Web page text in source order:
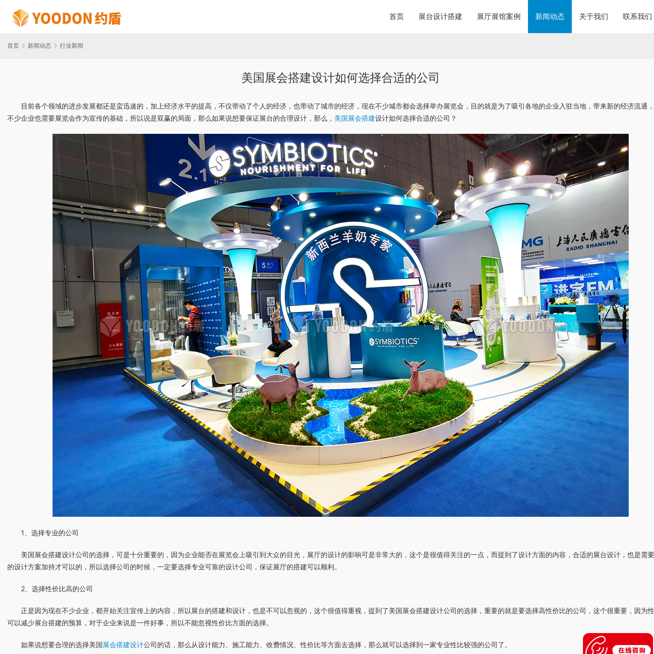
首页 展台设计搭建 展厅展馆案例 新闻动态 关于我们 联系我们
首页 新闻动态 行业新闻
美国展会搭建设计如何选择合适的公司
目前各个领域的进步发展都还是蛮迅速的，加上经济水平的提高，不仅带动了个人的经济，也带动了城市的经济，现在不少城市都会选择举办展览会，目的就是为了吸引各地的企业入驻当地，带来新的经济流通
不少企业也需要展览会作为宣传的基础，所以说是双赢的局面，那么如果说想要保证展台的合理设计，那么， 美国展会搭建设计如何选择合适的公司？
1、选择专业的公司
美国展会搭建设计公司的选择，可是十分重要的，因为企业能否在展览会上吸引到大众的目光，展厅的设计的影响可是非常大的，这个是很值得关注的一点，而提到了设计方面的内容，合适的展台设计，也是需
的设计方案加持才可以的，所以选择公司的时候，一定要选择专业可靠的设计公司，保证展厅的搭建可以顺利。
2、选择性价比高的公司
正是因为现在不少企业，都开始关注宣传上的内容，所以展台的搭建和设计，也是不可以忽视的，这个很值得重视，提到了美国展会搭建设计公司的选择，重要的就是要选择高性价比的公司，这个很重要，因为
可以减少展台搭建的预算，对于企业来说是一件好事，所以不能忽视性价比方面的选择。
如果说想要合理的选择美国展会搭建设计公司的话，那么从设计能力、施工能力、收费情况、性价比等方面去选择，那么就可以选择到一家专业性比较强的公司了。